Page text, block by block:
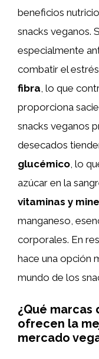
beneficios
snacks veganos.
especialmente
combatir el
fibra, lo que
proporciona
snacks veganos
desecados
glucémico, lo
azúcar en la
vitaminas y
manganeso,
corporales. En
hace una opción
mundo de los
¿Qué marcas
ofrecen la
mercado